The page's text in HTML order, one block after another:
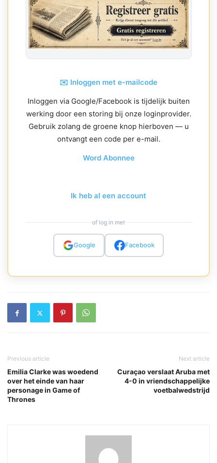
✉️ Inloggen met e-mailcode
Inloggen via Google/Facebook is tijdelijk buiten
werking door een storing bij onze loginprovider.
Gebruik zolang de groene knop hierboven — u
ontvangt een code per e-mail.
Word Abonnee
Ik heb al een account
of log in met
Google Facebook
Previous article
Emilia Clarke was woedend
over het einde van haar
personage in Game of
Thrones
Next article
Curaçao verslaat Aruba met
4-0 in vriendschappelijke
voetbalwedstrijd